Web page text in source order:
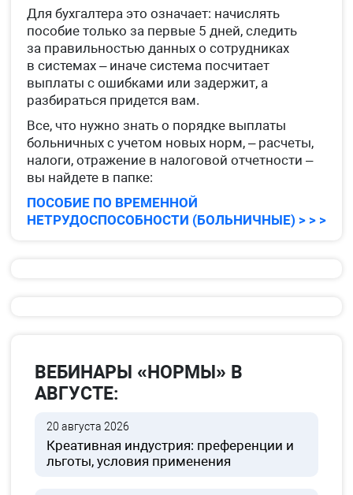
Для бухгалтера это означает: начислять
пособие только за первые 5 дней, следить
за правильностью данных о сотрудниках
в системах – иначе система посчитает
выплаты с ошибками или задержит, а
разбираться придется вам.
Все, что нужно знать о порядке выплаты
больничных с учетом новых норм, – расчеты,
налоги, отражение в налоговой отчетности –
вы найдете в папке:
ПОСОБИЕ ПО ВРЕМЕННОЙ
НЕТРУДОСПОСОБНОСТИ (БОЛЬНИЧНЫЕ) > > >
ВЕБИНАРЫ «НОРМЫ» В
АВГУСТЕ:
20 августа 2026
Креативная индустрия: преференции и
льготы, условия применения